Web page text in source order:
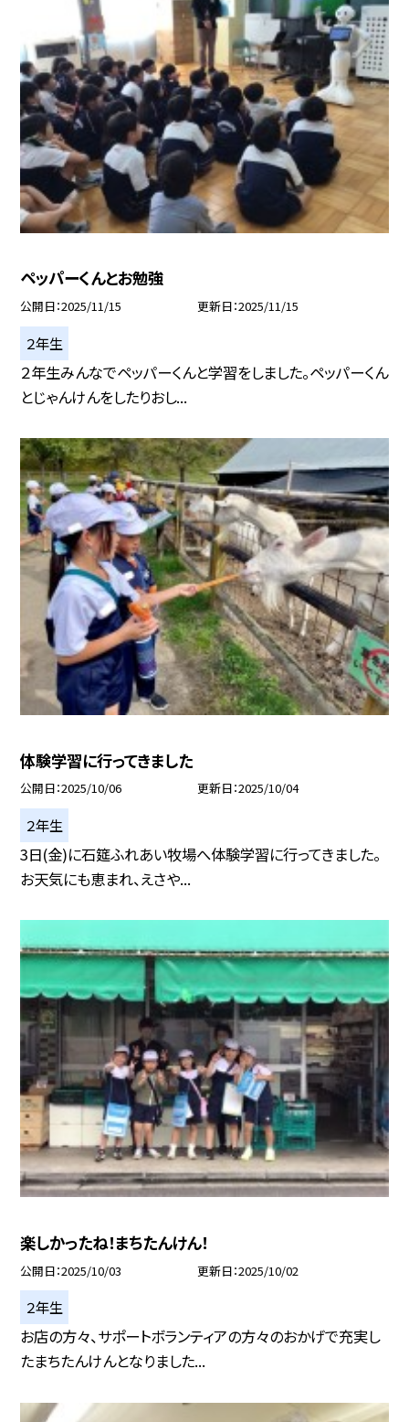
ペッパーくんとお勉強
公開日 2025/11/15 更新日 2025/11/15
２年生
２年生みんなでペッパーくんと学習をしました。ペッパーくん
とじゃんけんをしたりおし...
体験学習に行ってきました
公開日 2025/10/06 更新日 2025/10/04
２年生
3日(金)に石筵ふれあい牧場へ体験学習に行ってきました。
お天気にも恵まれ、えさや...
楽しかったね！まちたんけん！
公開日 2025/10/03 更新日 2025/10/02
２年生
お店の方々、サポートボランティアの方々のおかげで充実し
たまちたんけんとなりました...